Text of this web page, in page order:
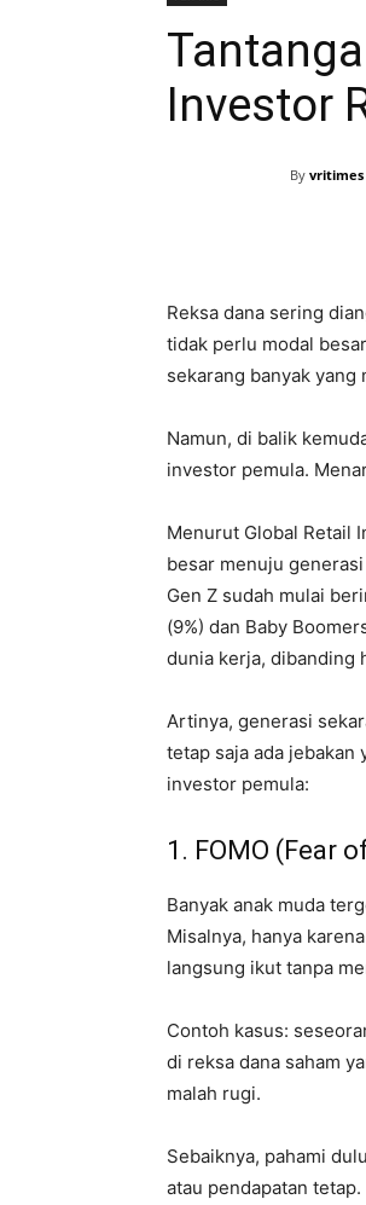
Investor
By vritimes
Reksa dana sering
tidak perlu modal
sekarang banyak
Namun, di balik
investor pemula.
Menurut Global Retail
besar menuju
Gen Z sudah mulai
(9%) dan Baby
dunia kerja, dibanding
Artinya, generasi
tetap saja ada jebakan
investor pemula:
1. FOMO (Fear
Banyak anak muda
Misalnya, hanya
langsung ikut tanpa
Contoh kasus:
di reksa dana saham
malah rugi.
Sebaiknya, pahami
atau pendapatan